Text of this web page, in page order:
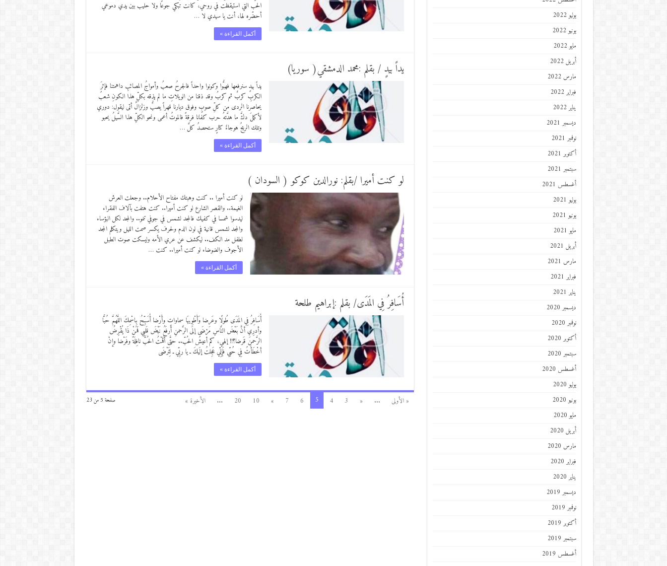
الحب التي استيقظت في روحي، كانت تبكي جوعًا ولا حليب بين يدي دموعي
أحضّره لها، أنت يا سيدي لا …
أكمل القراءة »
يداً بيدٍ / بقلم :محمد الدمشقي( سوريا)
يداً بيدٍ سنرفعها فهبُّوا وكونوا واحداً فالجرحُ صعبُ وأمواجُ المصائبِ داهمتنا فإثرَ
الكربِ كربٌ ثم كربُ وقد ذقنا من الويلاتِ ما لم يذقه بكلِّ هذا الكونِ شعبُ
يحاصرنا الردى من كلِّ صوبٍ وفوق ديارنا قهراً يصبُّ وزلزالٌ أتى ليقول: دوري
لأكملَ دكَّ ما هدَّتهُ حرب كفانا فرقةً فالموتُ أعمى ونحو الكلِّ هذا السَّيلُ يحبو
وتلك الريحُ هوجاءٌ كنارٍ ستحصدُ كلَّ …
أكمل القراءة »
لو كنت أميرا /بقلم: نورالدين كوكو ( السودان )
لو كنت أميرا .. كنت وهبتك مفتاح الأحلام.. وجعلت العرش
الغيمة.. والقصر الشارع لو كنت أميرا.. كنت هتفت بآلاف الفقراء
ليدسوا شمسا في كفيك فالمجد لشمس في جوفي تنمو.. والمجد لكل البؤساء
والمجد لشمس قانية في لون الدم ولحرف يكسر صمت الليل ويتكلم المجد
لطفل مد الكف.. ليكشف عن عري الأمه وليسكت صوت الطبل
الأجوف والضوضاء لو كنت أميرا.. كنت …
أكمل القراءة »
أُسَافِرُ فِي المَدَى/ بقلم :إبراهيم طلحة
أُسَافِرُ فِي المَدَى طُولًا وعَرضا وَأَطْوِيهَا سماواتٍ وأَرْضا أُسَبِّحُ بِاسْمِكَ اللَّهُمَّ حُبًّا
وأدرِي أنَّ بَعْضَ النَّاسِ مَرْضَى إلَى الرَّحمنِ أرفَعُ نَبْضَ قَلبِي فَمَنْ ذَا يُقْرِضُ
الرَّحمنَ قَرضا؟!! إلهي، كم أعيشُ الحُبّ.. حتَّى أقَمْتُ الحُبَّ نافِلَةً وفَرْضا وإنْ
أخْطَأْتُ فِي حُبّي فَإِنِّي عَجِلتُ إلَيكَ ـ يا ربِّي ـ لِتَرْضَى
أكمل القراءة »
صفحة 5 من 23 « الأولى ...
«
3
4
5
6
7
»
10
20
... الأخيرة »
يوليو 2022
يونيو 2022
مايو 2022
أبريل 2022
مارس 2022
فبراير 2022
يناير 2022
ديسمبر 2021
نوفمبر 2021
أكتوبر 2021
سبتمبر 2021
أغسطس 2021
يوليو 2021
يونيو 2021
مايو 2021
أبريل 2021
مارس 2021
فبراير 2021
يناير 2021
ديسمبر 2020
نوفمبر 2020
أكتوبر 2020
سبتمبر 2020
أغسطس 2020
يوليو 2020
يونيو 2020
مايو 2020
أبريل 2020
مارس 2020
فبراير 2020
يناير 2020
ديسمبر 2019
نوفمبر 2019
أكتوبر 2019
سبتمبر 2019
أغسطس 2019